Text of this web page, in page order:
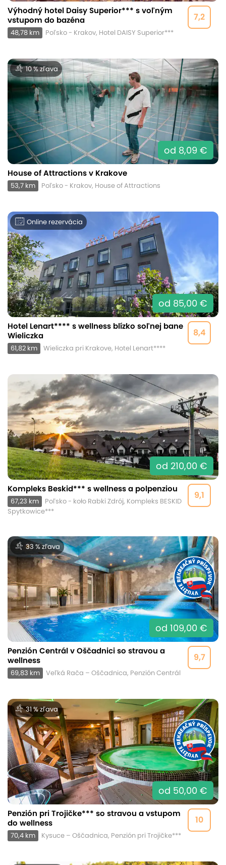
7,2
Výhodný hotel Daisy Superior*** s voľným
vstupom do bazéna
48,78 km Poľsko - Krakov, Hotel DAISY Superior***
10 % zľava
od 8,09 €
House of Attractions v Krakove
53,7 km Poľsko - Krakov, House of Attractions
Online rezervácia
od 85,00 €
8,4
Hotel Lenart**** s wellness blízko soľnej bane
Wieliczka
61,82 km Wieliczka pri Krakove, Hotel Lenart****
od 210,00 €
9,1
Kompleks Beskid*** s wellness a polpenziou
67,23 km
Poľsko - koło Rabki Zdrój, Kompleks BESKID
Spytkowice***
33 % zľava
od 109,00 €
9,7
Penzión Centrál v Oščadnici so stravou a
wellness
69,83 km Veľká Rača – Oščadnica, Penzión Centrál
31 % zľava
od 50,00 €
10
Penzión pri Trojičke*** so stravou a vstupom
do wellness
70,4 km Kysuce – Oščadnica, Penzión pri Trojičke***